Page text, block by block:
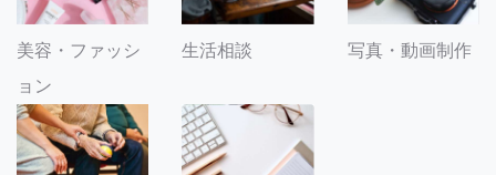
美容・ファッシ
ョン
生活相談 写真・動画制作